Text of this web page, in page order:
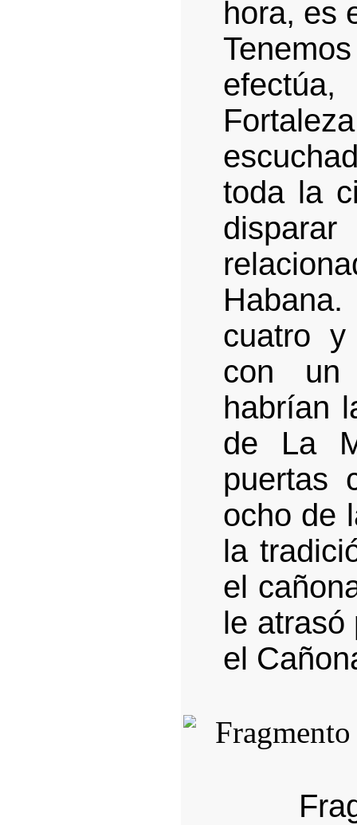
hora, es
toda la
cuatro
con un
habrían
de La
puertas
ocho de
la
el
le atrasó
el